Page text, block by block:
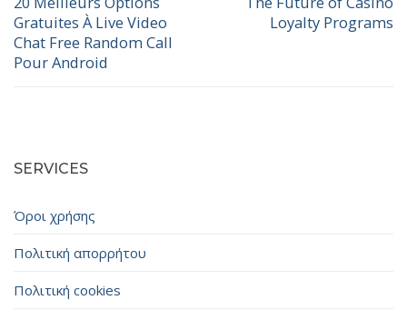
άρθρο:
Gratuites À Live Video
Chat Free Random Call
Pour Android
άρθρο:Loyalty Programs
SERVICES
Όροι χρήσης
Πολιτική απορρήτου
Πολιτική cookies